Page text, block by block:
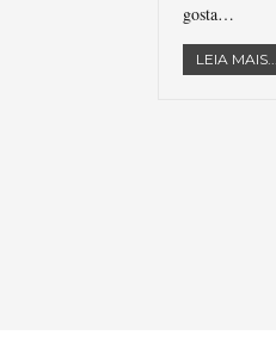
gosta…
LEIA MAIS...